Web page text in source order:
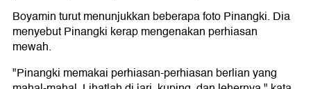
Boyamin turut menunjukkan beberapa foto Pinangki. Dia
menyebut Pinangki kerap mengenakan perhiasan
mewah.
"Pinangki memakai perhiasan-perhiasan berlian yang